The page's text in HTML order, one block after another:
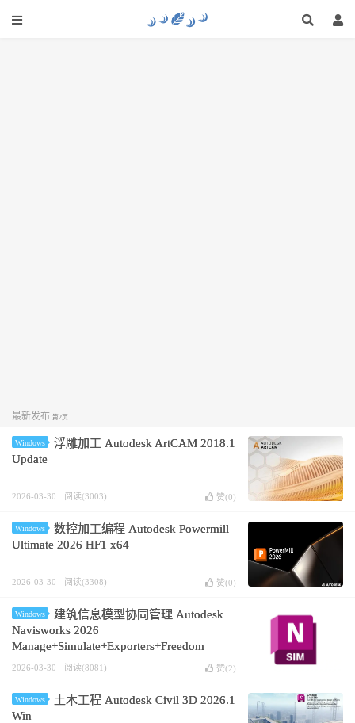
最新发布 第2页
Windows
浮雕加工 Autodesk ArtCAM 2018.1
Update
2026-03-30 阅读(3003) 赞(0)
Windows
数控加工编程 Autodesk Powermill
Ultimate 2026 HF1 x64
2026-03-30 阅读(3308) 赞(0)
Windows
建筑信息模型协同管理 Autodesk
Navisworks 2026
Manage+Simulate+Exporters+Freedom
2026-03-30 阅读(8081) 赞(2)
Windows
土木工程 Autodesk Civil 3D 2026.1
Win